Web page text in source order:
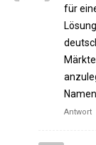
für
Antwort